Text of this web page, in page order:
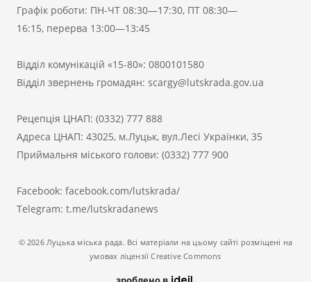
Графік роботи: ПН-ЧТ 08:30—17:30, ПТ 08:30—
16:15, перерва 13:00—13:45
Відділ комунікацій «15-80»: 0800101580
Відділ звернень громадян: scargy@lutskrada.gov.ua
Рецепція ЦНАП: (0332) 777 888
Адреса ЦНАП: 43025, м.Луцьк, вул.Лесі Українки, 35
Приймальня міського голови: (0332) 777 900
Facebook: facebook.com/lutskrada/
Telegram: t.me/lutskradanews
© 2026 Луцька міська рада. Всі матеріали на цьому сайті розміщені на
умовах ліцензії Creative Commons